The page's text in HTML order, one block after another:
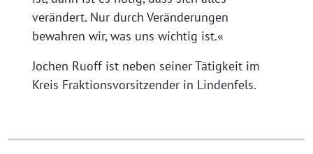
verändert. Nur durch Veränderungen
bewahren wir, was uns wichtig ist.«
Jochen Ruoff ist neben seiner Tätigkeit im
Kreis Fraktionsvorsitzender in Lindenfels.